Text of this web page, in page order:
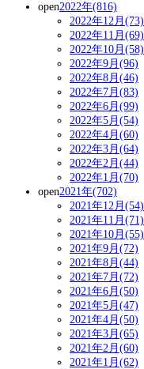
open2022年(816)
2022年12月(73)
2022年11月(69)
2022年10月(58)
2022年9月(96)
2022年8月(46)
2022年7月(83)
2022年6月(99)
2022年5月(54)
2022年4月(60)
2022年3月(64)
2022年2月(44)
2022年1月(70)
open2021年(702)
2021年12月(54)
2021年11月(71)
2021年10月(55)
2021年9月(72)
2021年8月(44)
2021年7月(72)
2021年6月(50)
2021年5月(47)
2021年4月(50)
2021年3月(65)
2021年2月(60)
2021年1月(62)